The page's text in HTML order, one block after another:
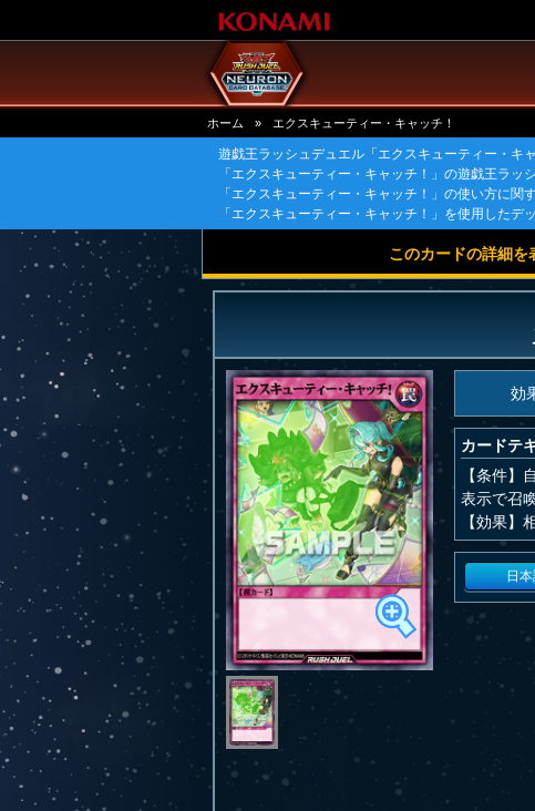
ホーム » エクスキューティー・キャッチ！
遊戯王ラッシュデュエル「エクスキューティー・キ
「エクスキューティー・キャッチ！」の遊戯王ラッ
「エクスキューティー・キャッチ！」の使い方に関
「エクスキューティー・キャッチ！」を使用したデ
このカードの詳細を
効
カードテ
【条件】
表示で召
【効果】
日